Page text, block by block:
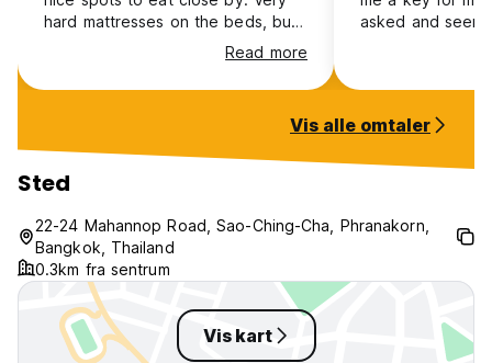
hard mattresses on the beds, but
apart from that a nice stay.Read more
asked and
themselves
downstairs but
upstairs, so it
multiple stalls
plus for me.
there.
Vis alle omtaler
Sted
22-24 Mahannop Road, Sao-Ching-Cha, Phranakorn,
Bangkok, Thailand
0.3km fra sentrum
Vis kart